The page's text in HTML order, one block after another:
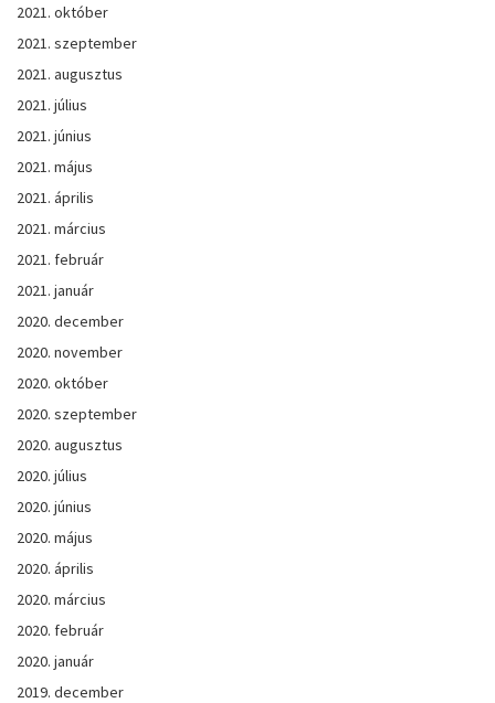
2021. október
2021. szeptember
2021. augusztus
2021. július
2021. június
2021. május
2021. április
2021. március
2021. február
2021. január
2020. december
2020. november
2020. október
2020. szeptember
2020. augusztus
2020. július
2020. június
2020. május
2020. április
2020. március
2020. február
2020. január
2019. december